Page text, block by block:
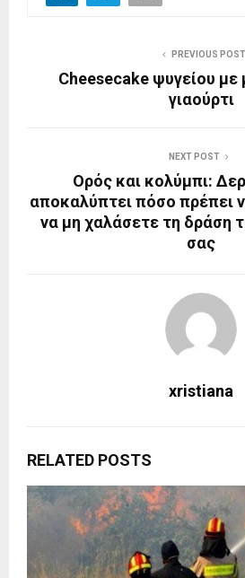
PREVIOUS POST
Cheesecake ψυγείου με
γιαούρτι
NEXT POST
Ορός και κολύμπι:
αποκαλύπτει πόσο πρέπει
να μη χαλάσετε τη δράση
σας
xristiana
RELATED POSTS